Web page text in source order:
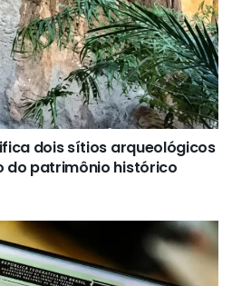
dois sítios arqueológicos
do patrimônio histórico